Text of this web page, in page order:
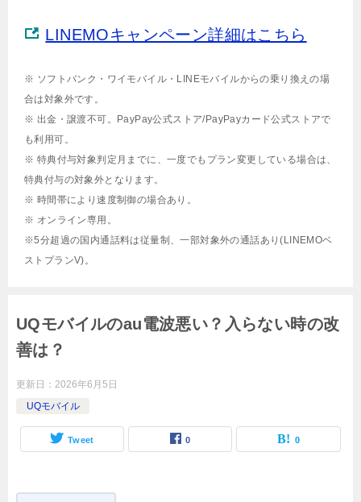
LINEMOキャンペーン詳細はこちら
※ ソフトバンク・ワイモバイル・LINEモバイルからの乗り換えの場
合は対象外です。
※ 出金・譲渡不可。PayPay公式ストア/PayPayカード公式ストアで
も利用可。
※ 特典付与対象判定月までに、一度でもプラン変更している場合は、
特典付与の対象外となります。
※ 時間帯により速度制御の場合あり。
※ オンライン専用。
※5分超過の国内通話料は従量制、一部対象外の通話あり(LINEMOベ
ストプランV)。
UQモバイルのau電波悪い？入らない時の改
善は？
更新日： 2026年6月5日
UQモバイル
Tweet 0 0